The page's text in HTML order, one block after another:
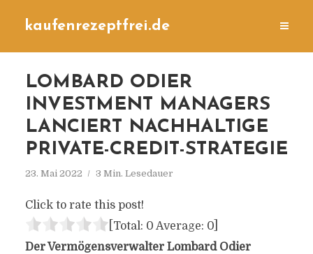
kaufenrezeptfrei.de
LOMBARD ODIER
INVESTMENT MANAGERS
LANCIERT NACHHALTIGE
PRIVATE-CREDIT-STRATEGIE
23. Mai 2022 3 Min. Lesedauer
Click to rate this post!
[Total: 0 Average: 0]
Der Vermögensverwalter Lombard Odier